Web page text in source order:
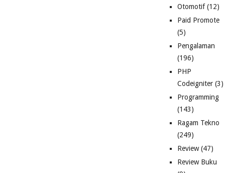
Otomotif(12)
Paid Promote
(5)
Pengalaman
(196)
PHP
Codeigniter (3)
Programming
(143)
Ragam Tekno
(249)
Review(47)
Review Buku